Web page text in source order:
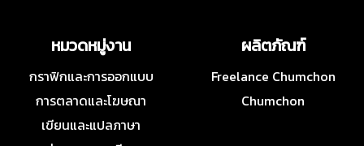
หมวดหมู่งาน
กราฟิกและการออกแบบ
การตลาดและโฆษณา
เขียนและแปลภาษา
ผลิตภัณฑ์
Freelance Chumchon
Chumchon